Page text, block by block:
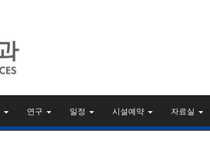
연구 일정 시설예약 자료실